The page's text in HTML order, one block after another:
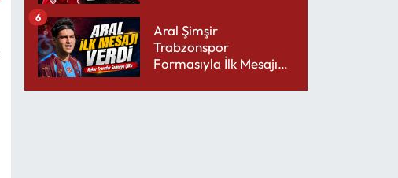
Aral Şimşir
Trabzonspor
Formasıyla İlk Mesajını
6